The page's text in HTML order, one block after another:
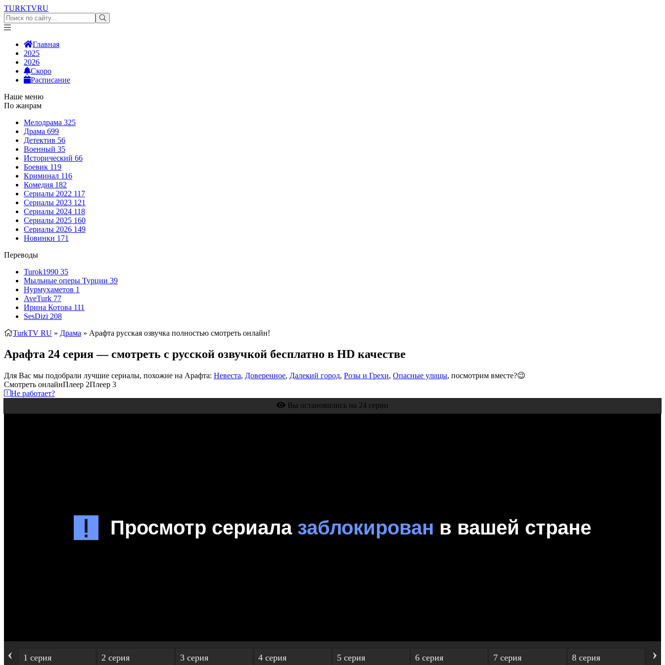
TURKTVRU
Главная
2025
2026
Скоро
Расписание
Наше меню
По жанрам
Мелодрама 325
Драма 699
Детектив 56
Военный 35
Исторический 66
Боевик 119
Криминал 116
Комедия 182
Сериалы 2022 117
Сериалы 2023 121
Сериалы 2024 118
Сериалы 2025 160
Сериалы 2026 149
Новинки 171
Переводы
Turok1990 35
Мыльные оперы Турции 39
Нурмухаметов 1
AveTurk 77
Ирина Котова 111
SesDizi 208
TurkTV RU » Драма » Арафта русская озвучка полностью смотреть онлайн!
Арафта 24 серия — смотреть с русской озвучкой бесплатно в HD качестве
Для Вас мы подобрали лучшие сериалы, похожие на Арафта: Невеста, Доверенное, Далекий город, Розы и Грехи, Опасные улицы, посмотрим вместе?😉
Смотреть онлайнПлеер 2Плеер 3
Не работает?
Вы остановились на 24 серии
‹ 1 серия 2 серия 3 серия 4 серия 5 серия 6 серия 7 серия 8 серия 9
›